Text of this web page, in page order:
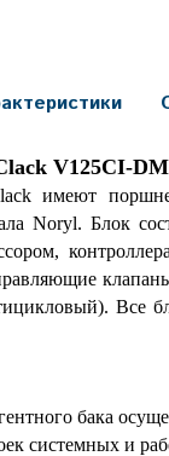
V125CI-
имеют
Noryl. Блок
Все
бака
системных и